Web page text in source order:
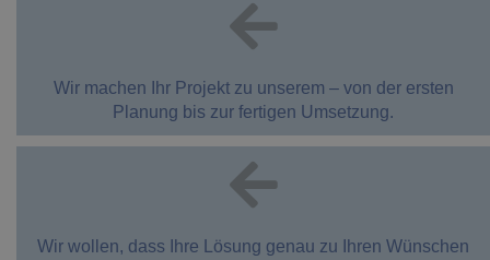
Wir machen Ihr Projekt zu unserem – von der ersten
Planung bis zur fertigen Umsetzung.
Wir wollen, dass Ihre Lösung genau zu Ihren Wünschen